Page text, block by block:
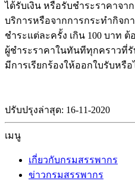
ได้รับเงิน หรือรับชำระราคาจ
บริการหรือจากการกระทำกิจก
ชำระแต่ละครั้ง เกิน 100 บาท
ผู้ชำระราคาในทันทีทุกคราวที่รั
มีการเรียกร้องให้ออกใบรับหรื
ปรับปรุงล่าสุด: 16-11-2020
เมนู
เกี่ยวกับกรมสรรพากร
ข่าวกรมสรรพากร